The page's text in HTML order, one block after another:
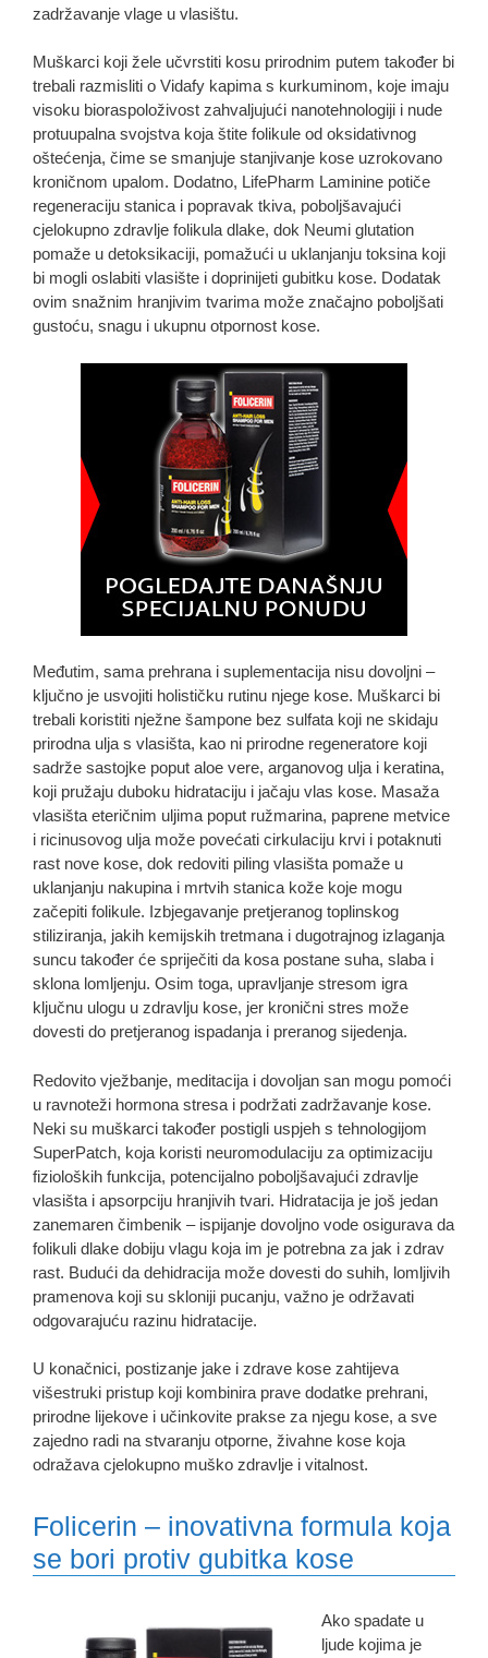
zadržavanje vlage u vlasištu.
Muškarci koji žele učvrstiti kosu prirodnim putem također bi
trebali razmisliti o Vidafy kapima s kurkuminom, koje imaju
visoku bioraspoloživost zahvaljujući nanotehnologiji i nude
protuupalna svojstva koja štite folikule od oksidativnog
oštećenja, čime se smanjuje stanjivanje kose uzrokovano
kroničnom upalom. Dodatno, LifePharm Laminine potiče
regeneraciju stanica i popravak tkiva, poboljšavajući
cjelokupno zdravlje folikula dlake, dok Neumi glutation
pomaže u detoksikaciji, pomažući u uklanjanju toksina koji
bi mogli oslabiti vlasište i doprinijeti gubitku kose. Dodatak
ovim snažnim hranjivim tvarima može značajno poboljšati
gustoću, snagu i ukupnu otpornost kose.
Međutim, sama prehrana i suplementacija nisu dovoljni –
ključno je usvojiti holističku rutinu njege kose. Muškarci bi
trebali koristiti nježne šampone bez sulfata koji ne skidaju
prirodna ulja s vlasišta, kao ni prirodne regeneratore koji
sadrže sastojke poput aloe vere, arganovog ulja i keratina,
koji pružaju duboku hidrataciju i jačaju vlas kose. Masaža
vlasišta eteričnim uljima poput ružmarina, paprene metvice
i ricinusovog ulja može povećati cirkulaciju krvi i potaknuti
rast nove kose, dok redoviti piling vlasišta pomaže u
uklanjanju nakupina i mrtvih stanica kože koje mogu
začepiti folikule. Izbjegavanje pretjeranog toplinskog
stiliziranja, jakih kemijskih tretmana i dugotrajnog izlaganja
suncu također će spriječiti da kosa postane suha, slaba i
sklona lomljenju. Osim toga, upravljanje stresom igra
ključnu ulogu u zdravlju kose, jer kronični stres može
dovesti do pretjeranog ispadanja i preranog sijedenja.
Redovito vježbanje, meditacija i dovoljan san mogu pomoći
u ravnoteži hormona stresa i podržati zadržavanje kose.
Neki su muškarci također postigli uspjeh s tehnologijom
SuperPatch, koja koristi neuromodulaciju za optimizaciju
fizioloških funkcija, potencijalno poboljšavajući zdravlje
vlasišta i apsorpciju hranjivih tvari. Hidratacija je još jedan
zanemaren čimbenik – ispijanje dovoljno vode osigurava da
folikuli dlake dobiju vlagu koja im je potrebna za jak i zdrav
rast. Budući da dehidracija može dovesti do suhih, lomljivih
pramenova koji su skloniji pucanju, važno je održavati
odgovarajuću razinu hidratacije.
U konačnici, postizanje jake i zdrave kose zahtijeva
višestruki pristup koji kombinira prave dodatke prehrani,
prirodne lijekove i učinkovite prakse za njegu kose, a sve
zajedno radi na stvaranju otporne, živahne kose koja
odražava cjelokupno muško zdravlje i vitalnost.
Folicerin – inovativna formula koja
se bori protiv gubitka kose
Ako spadate u
ljude kojima je